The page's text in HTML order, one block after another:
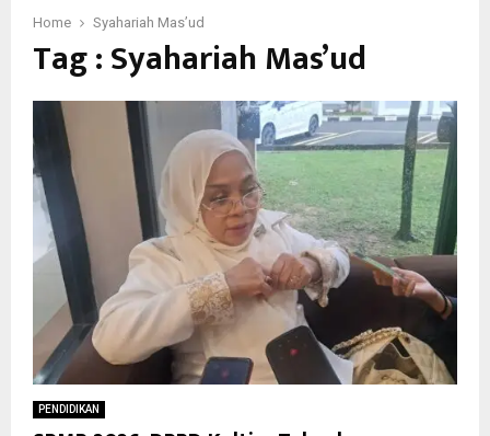
Home Syahariah Mas’ud
Tag : Syahariah Mas’ud
PENDIDIKAN